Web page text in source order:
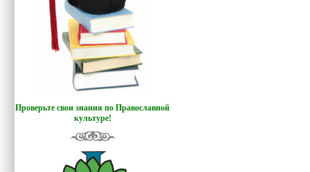
Проверьте свои знания по Православной
культуре!